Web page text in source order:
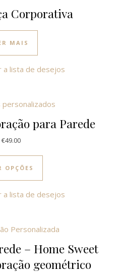
Corporativa
MAIS
a lista de desejos
para Parede
€49.00
OPÇÕES
This product has
a lista de desejos
– Home Sweet
geométrico